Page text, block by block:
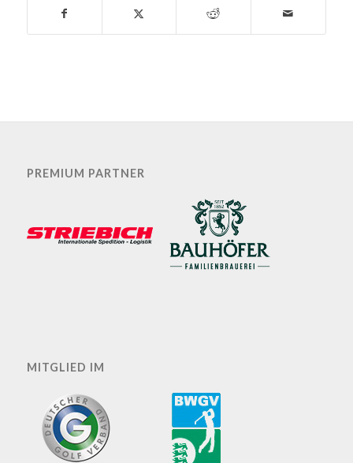
PREMIUM PARTNER
MITGLIED IM